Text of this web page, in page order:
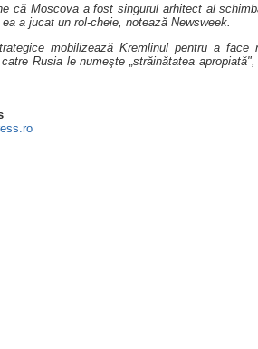
că Moscova a fost singurul arhitect al
a jucat un rol-cheie, notează Newsweek.
mobilizează Kremlinul pentru a
Rusia le numeşte „străinătatea